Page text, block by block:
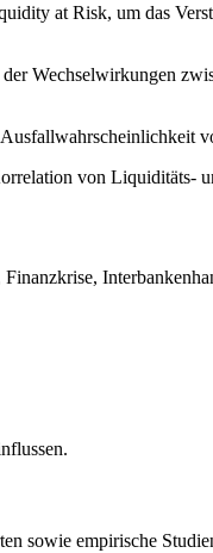
at Risk, um das
Wechselwirkungen
von Liquiditäts-
sowie empirische